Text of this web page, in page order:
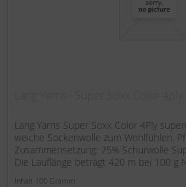
Lang Yarns Super Soxx Color 4Ply
weiche Sockenwolle zum Wohlfühlen.
Zusammensetzung: 75% Schurwolle
Die Lauflänge beträgt 420 m bei 100 g
Inhalt 100 Gramm